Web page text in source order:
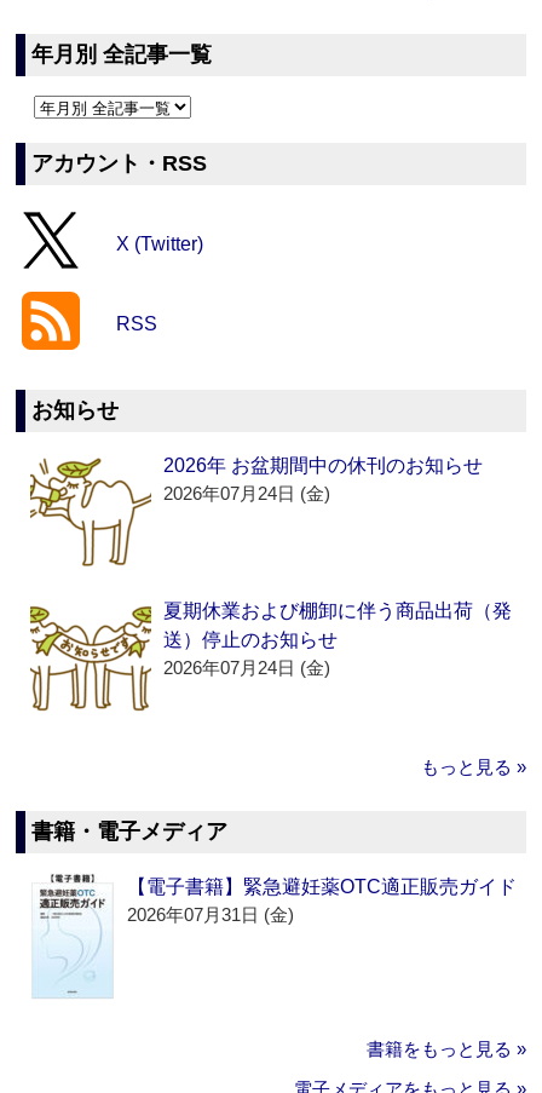
年月別 全記事一覧
アカウント・RSS
X (Twitter)
RSS
お知らせ
2026年 お盆期間中の休刊のお知らせ
2026年07月24日 (金)
夏期休業および棚卸に伴う商品出荷（発
送）停止のお知らせ
2026年07月24日 (金)
もっと見る »
書籍・電子メディア
【電子書籍】緊急避妊薬OTC適正販売ガイド
2026年07月31日 (金)
書籍をもっと見る »